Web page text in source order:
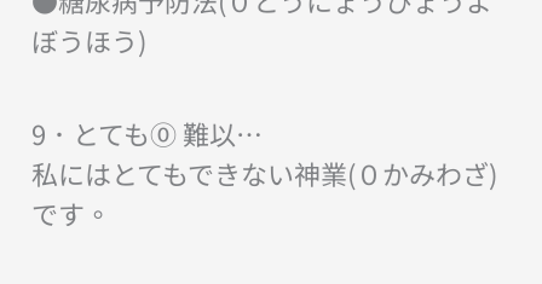
ぼうほう)
9．とても⓪ 難以…
私にはとてもできない神業(０かみわざ)
です。